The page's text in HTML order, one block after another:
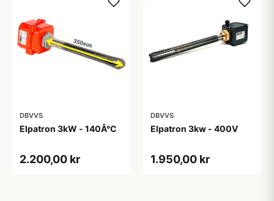
DBVVS
Elpatron 3kW - 140Â°C
2.200,00 kr
DBVVS
Elpatron 3kw - 400V
1.950,00 kr